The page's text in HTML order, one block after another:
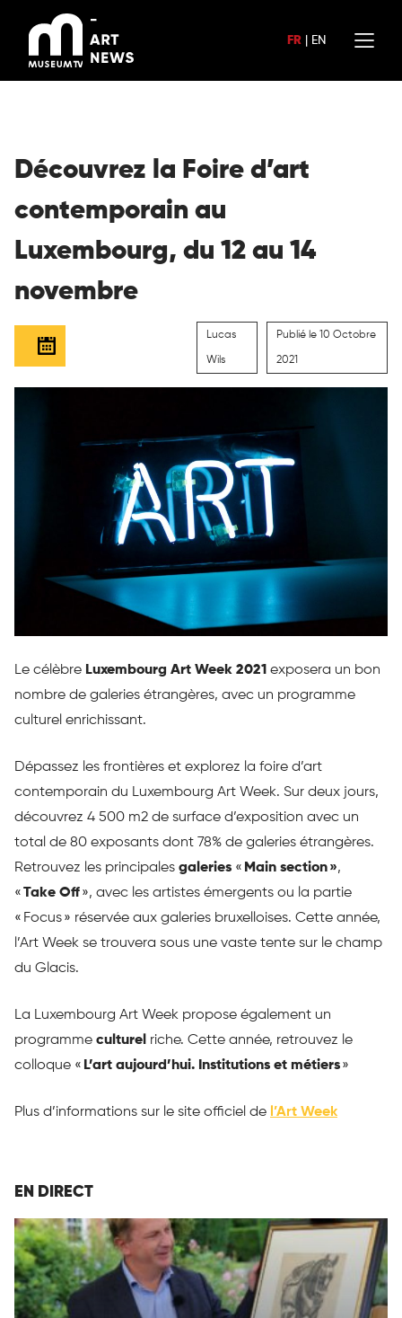
contenu
FR EN
Découvrez la Foire d’art
contemporain au
Luxembourg, du 12 au 14
novembre
Lucas
Wils
Publié le 10 Octobre
2021
Le célèbre Luxembourg Art Week 2021 exposera un bon
nombre de galeries étrangères, avec un programme
culturel enrichissant.
Dépassez les frontières et explorez la foire d’art
contemporain du Luxembourg Art Week. Sur deux jours,
découvrez 4 500 m2 de surface d’exposition avec un
total de 80 exposants dont 78% de galeries étrangères.
Retrouvez les principales galeries « Main section »,
«Take Off», avec les artistes émergents ou la partie
« Focus » réservée aux galeries bruxelloises. Cette année,
l’Art Week se trouvera sous une vaste tente sur le champ
du Glacis.
La Luxembourg Art Week propose également un
programme culturel riche. Cette année, retrouvez le
colloque « L’art aujourd’hui. Institutions et métiers»
Plus d’informations sur le site officiel de l’Art Week
EN DIRECT